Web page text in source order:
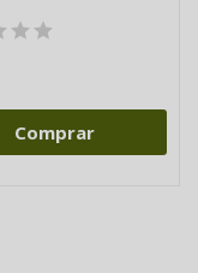
Comprar